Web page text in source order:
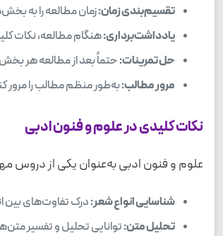
تقسیم‌بندی زمان:زمان مطالعه را به
یادداشت‌برداری:هنگام مطالعه، نکات
حل تمرینات:حتماً بعد از مطالعه هر
مرور مطالب:به‌طور منظم مطالب را مرور
نکات کلیدی در علوم و فنون ادبی
علوم و فنون ادبی به‌عنوان یکی از دروس
شناسایی انواع شعر:درک تفاوت‌های بین
تحلیل متن:توانایی تحلیل و تفسیر